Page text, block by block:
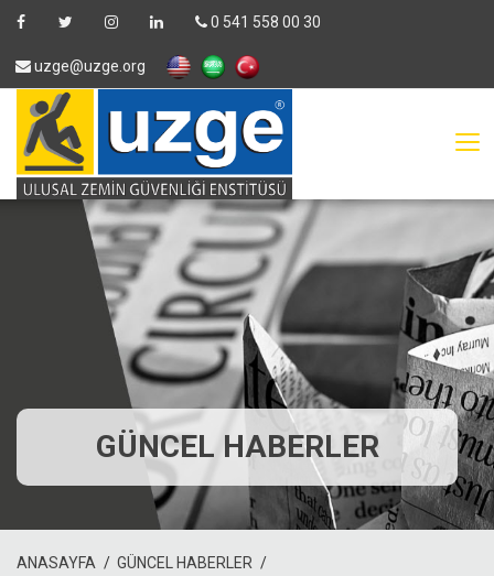
0 541 558 00 30
uzge@uzge.org
GÜNCEL HABERLER
ANASAYFA
GÜNCEL HABERLER